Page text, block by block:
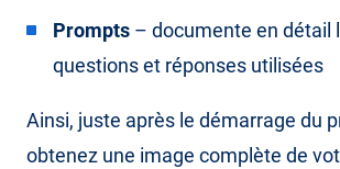
Prompts – documente en détail
questions et réponses utilisées
Ainsi, juste après le démarrage du
obtenez une image complète de